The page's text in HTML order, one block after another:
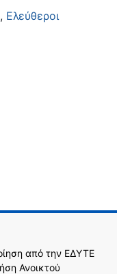
, Ελεύθεροι
από την ΕΔΥΤΕ
Ανοικτού